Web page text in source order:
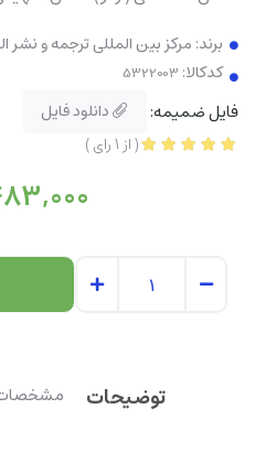
برند: مرکز بین المللی ترجمه و نشر
کدکالا:
فایل ضمیمه: دانلود فایل
(از1رای)
توضیحات